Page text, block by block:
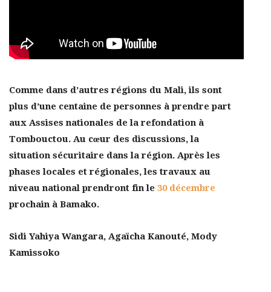
Comme dans d’autres régions du Mali, ils sont
plus d’une centaine de personnes à prendre part
aux Assises nationales de la refondation à
Tombouctou. Au cœur des discussions, la
situation sécuritaire dans la région. Après les
phases locales et régionales, les travaux au
niveau national prendront fin le 30 décembre
prochain à Bamako.
Sidi Yahiya Wangara, Agaïcha Kanouté, Mody
Kamissoko